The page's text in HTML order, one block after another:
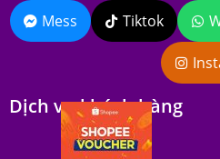
Mess Tiktok
Dịch vụ khách hàng